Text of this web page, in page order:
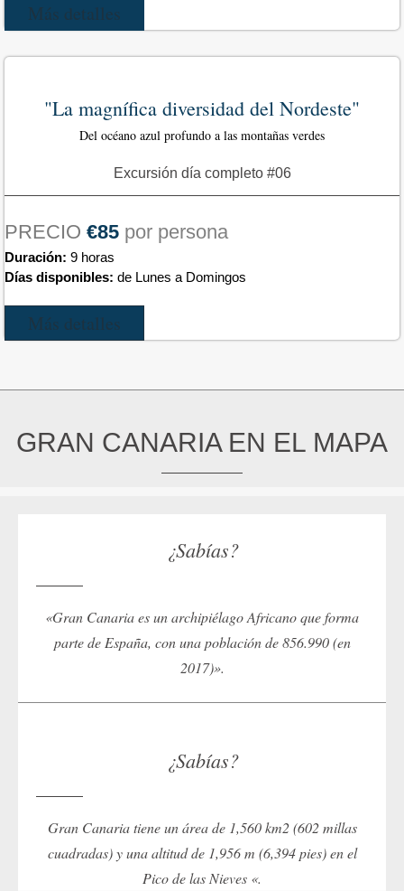
Más detalles
"La magnífica diversidad del Nordeste"
Del océano azul profundo a las montañas verdes
Excursión día completo #06
PRECIO €85 por persona
Duración: 9 horas
Días disponibles: de Lunes a Domingos
Más detalles
GRAN CANARIA EN EL MAPA
¿Sabías?
«Gran Canaria es un archipiélago Africano que forma
parte de España, con una población de 856.990 (en
2017)».
¿Sabías?
Gran Canaria tiene un área de 1,560 km2 (602 millas
cuadradas) y una altitud de 1,956 m (6,394 pies) en el
Pico de las Nieves «.